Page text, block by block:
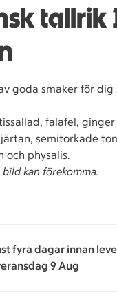
tallrik
goda smaker för dig
falafel,
semitorkade
och physalis.
kan förekomma.
fyra dagar innan
9 Aug